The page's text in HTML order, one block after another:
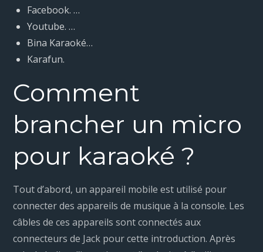
Facebook. …
Youtube. …
Bina Karaoké…
Karafun.
Comment
brancher un micro
pour karaoké ?
Tout d’abord, un appareil mobile est utilisé pour
connecter des appareils de musique à la console. Les
câbles de ces appareils sont connectés aux
connecteurs de Jack pour cette introduction. Après